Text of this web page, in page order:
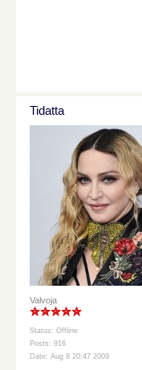
Tidatta
Valvoja
Status: Offline
Posts: 916
Date: Aug 8 20:47 2009